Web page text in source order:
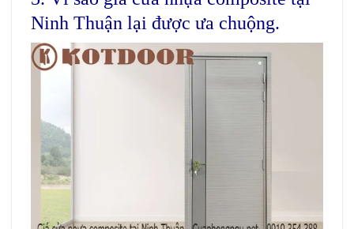
Ninh Thuận lại được ưa chuộng.